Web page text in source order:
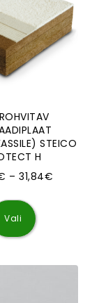
Valikuid
STEICO
H
– 31,84€
Vali